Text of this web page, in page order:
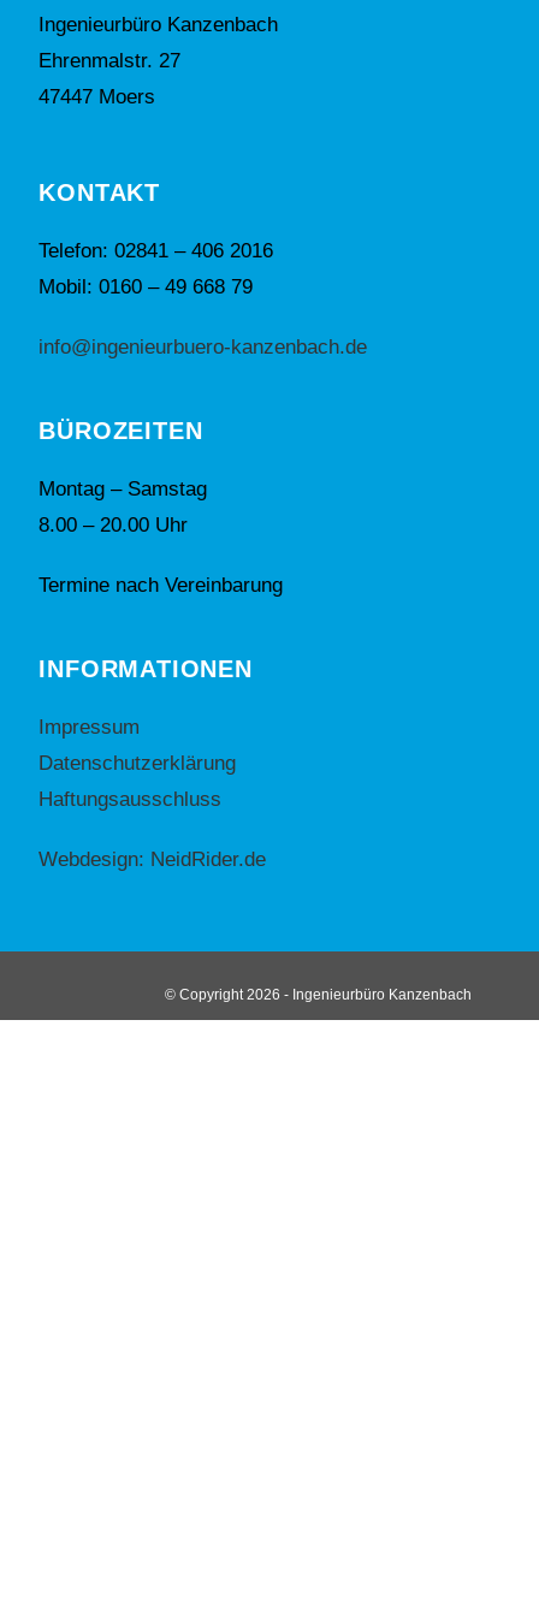
Ingenieurbüro Kanzenbach
Ehrenmalstr. 27
47447 Moers
KONTAKT
Telefon: 02841 – 406 2016
Mobil: 0160 – 49 668 79
info@ingenieurbuero-kanzenbach.de
BÜROZEITEN
Montag – Samstag
8.00 – 20.00 Uhr
Termine nach Vereinbarung
INFORMATIONEN
Impressum
Datenschutzerklärung
Haftungsausschluss
Webdesign: NeidRider.de
© Copyright 2026 - Ingenieurbüro Kanzenbach